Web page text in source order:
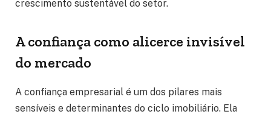
crescimento sustentável do setor.
A confiança como alicerce invisível
do mercado
A confiança empresarial é um dos pilares mais
sensíveis e determinantes do ciclo imobiliário. Ela